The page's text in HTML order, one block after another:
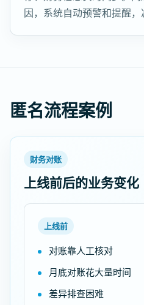
因，系统自动预警和提醒，
匿名流程案例
财务对账
上线前后的业务变化
上线前
对账靠人工核对
月底对账花大量时间
差异排查困难